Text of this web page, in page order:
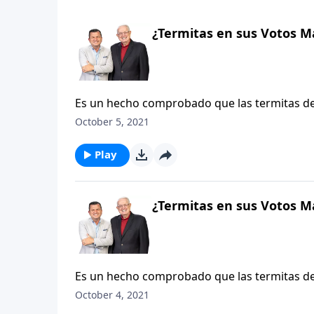
¿Termitas en sus Votos
Es un hecho comprobado que las termitas
embargo, siempre es el fuego, y no las
los enormes fuegos de las diferencias, sino
se comen la fidelidad o la confianza en la
un hogar.
October 5, 2021
Play
¿Termitas en sus Votos
Es un hecho comprobado que las termitas
embargo, siempre es el fuego, y no las
October 4, 2021